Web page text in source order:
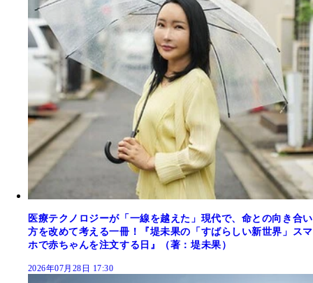
医療テクノロジーが「一線を越えた」現代で、命との向き合い
方を改めて考える一冊！『堤未果の「すばらしい新世界」スマ
ホで赤ちゃんを注文する日』（著：堤未果）
2026年07月28日 17:30